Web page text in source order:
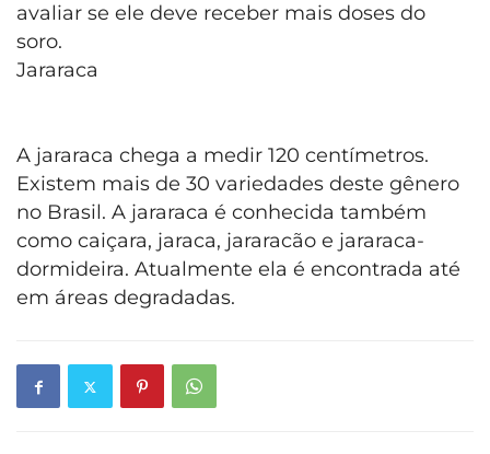
avaliar se ele deve receber mais doses do
soro.
Jararaca
A jararaca chega a medir 120 centímetros.
Existem mais de 30 variedades deste gênero
no Brasil. A jararaca é conhecida também
como caiçara, jaraca, jararacão e jararaca-
dormideira. Atualmente ela é encontrada até
em áreas degradadas.